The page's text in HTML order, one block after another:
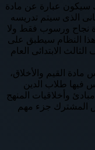
سيكون عبارة عن مادة
الذى سيتم تدريسه
نجاح ورسوب فقط ولا
النظام سيطبق على
الابتدائى العام
مادة القيم والأخلاق،
فيها طلاب الدين
وأخلاقيات المنهج
المشترك جزء مهم